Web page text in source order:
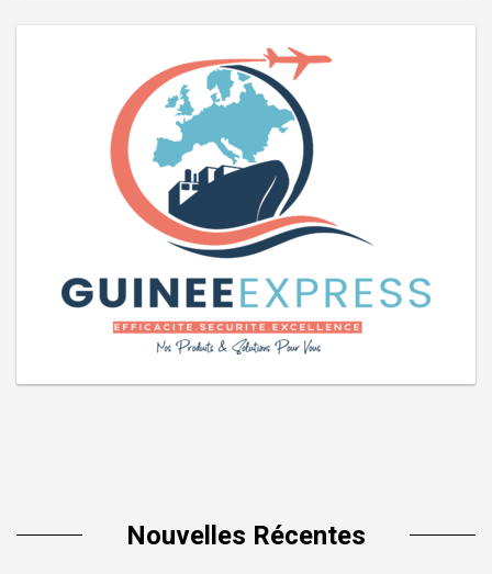
Nouvelles Récentes